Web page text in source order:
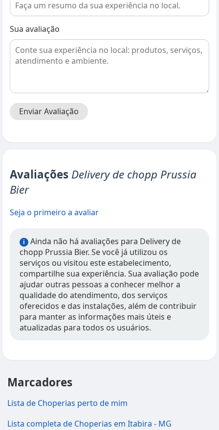
Sua avaliação
Enviar Avaliação
Avaliações Delivery de chopp Prussia
Bier
Seja o primeiro a avaliar
i
Ainda não há avaliações para Delivery de
chopp Prussia Bier. Se você já utilizou os
serviços ou visitou este estabelecimento,
compartilhe sua experiência. Sua avaliação pode
ajudar outras pessoas a conhecer melhor a
qualidade do atendimento, dos serviços
oferecidos e das instalações, além de contribuir
para manter as informações mais úteis e
atualizadas para todos os usuários.
Marcadores
Lista de Choperias perto de mim
Lista completa de Choperias em Itabira - MG